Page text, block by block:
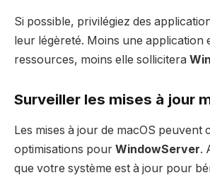
Si possible, privilégiez des
leur légèreté. Moins une application
ressources, moins elle sollicitera
Surveiller les mises à jour
Les mises à jour de macOS peuvent
optimisations pour WindowServer.
que votre système est à jour pour